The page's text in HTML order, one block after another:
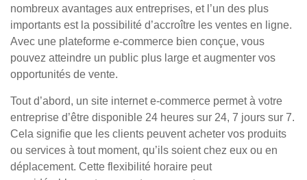
nombreux avantages aux entreprises, et l’un des plus
importants est la possibilité d’accroître les ventes en ligne.
Avec une plateforme e-commerce bien conçue, vous
pouvez atteindre un public plus large et augmenter vos
opportunités de vente.
Tout d’abord, un site internet e-commerce permet à votre
entreprise d’être disponible 24 heures sur 24, 7 jours sur 7.
Cela signifie que les clients peuvent acheter vos produits
ou services à tout moment, qu’ils soient chez eux ou en
déplacement. Cette flexibilité horaire peut